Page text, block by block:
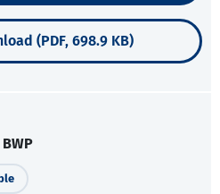
(PDF, 698.9 KB)
BWP